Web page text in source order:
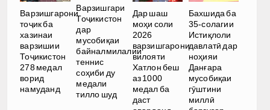
Варзишгарони
тоҷик ба
хазинаи
варзишии
Тоҷикистон
278 медал
ворид
намуданд
Варзишгари
Тоҷикистон
дар
мусобиқаи
байналмилалии
теннис
соҳиби ду
медали
тилло шуд
Дар шаш
моҳи соли
2026
варзишгарони
вилояти
Хатлон беш
аз 1000
медал ба
даст
Бахшида ба
35-солагии
Истиқлоли
давлатӣ дар
ноҳияи
Данғара
мусобиқаи
гӯштини
миллӣ